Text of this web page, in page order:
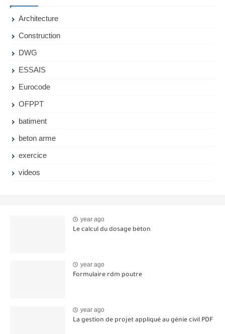
Architecture
Construction
DWG
ESSAIS
Eurocode
OFPPT
batiment
beton arme
exercice
videos
year ago
Le calcul du dosage béton
year ago
Formulaire rdm poutre
year ago
La gestion de projet appliqué au génie civil PDF